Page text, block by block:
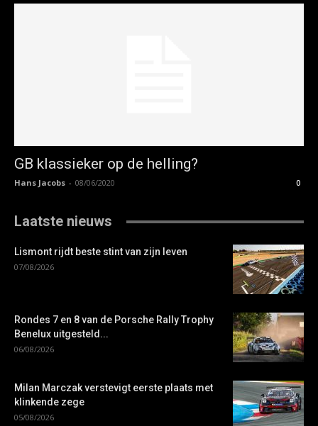
GB klassieker op de helling?
Hans Jacobs - 08/06/2020 0
Laatste nieuws
Lismont rijdt beste stint van zijn leven
07/08/2026
Rondes 7 en 8 van de Porsche Rally Trophy
Benelux uitgesteld...
06/08/2026
Milan Marczak verstevigt eerste plaats met
klinkende zege
05/08/2026